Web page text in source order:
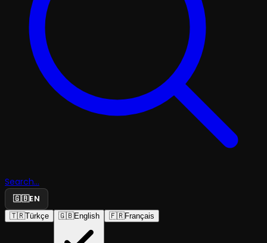
Search...
🇬🇧EN
🇹🇷Türkçe 🇬🇧English 🇫🇷Français